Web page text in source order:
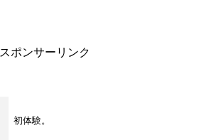
スポンサーリンク
初体験。